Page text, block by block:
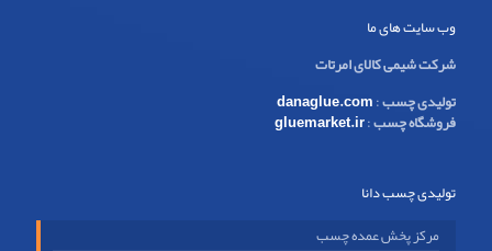
وب سایت های ما
شرکت شیمی کالای امرتات
تولیدی چسب:
danaglue.com
فروشگاه چسب:
gluemarket.ir
تولیدی چسب دانا
مرکز پخش عمده چسب